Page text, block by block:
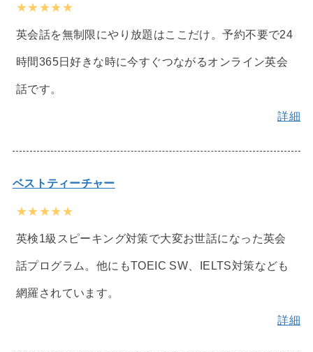
★★★★★
英会話を無制限にやり放題はここだけ。予約不要で24
時間365日好きな時に今すぐつながるオンライン英会
話です。
詳細
ベストティーチャー
★★★★★
英検1級スピーキング対策で大変お世話になった英会
話プログラム。他にもTOEIC SW、IELTS対策なども
網羅されています。
詳細